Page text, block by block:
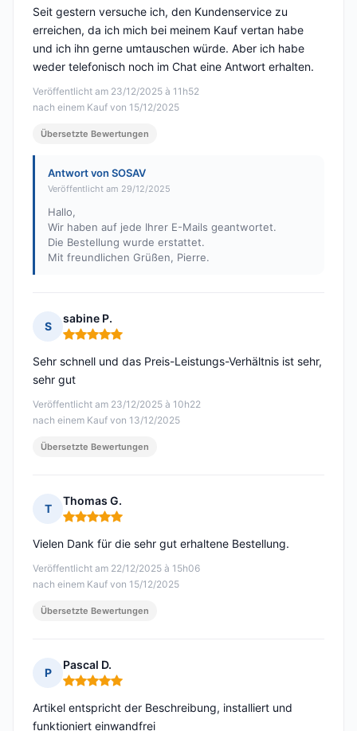
Veröffentlicht am 23/12/2025 à 11h52
nach einem Kauf von 15/12/2025
Seit gestern versuche ich, den Kundenservice zu
erreichen, da ich mich bei meinem Kauf vertan habe
und ich ihn gerne umtauschen würde. Aber ich habe
weder telefonisch noch im Chat eine Antwort erhalten.
Übersetzte Bewertungen
Antwort von SOSAV
Veröffentlicht am 29/12/2025
Hallo,
Wir haben auf jede Ihrer E-Mails geantwortet.
Die Bestellung wurde erstattet.
Mit freundlichen Grüßen, Pierre.
S
sabine P.
Hinweis: 5 von 5
Veröffentlicht am 23/12/2025 à 10h22
nach einem Kauf von 13/12/2025
Sehr schnell und das Preis-Leistungs-Verhältnis ist sehr,
sehr gut
Übersetzte Bewertungen
T
Thomas G.
Hinweis: 5 von 5
Veröffentlicht am 22/12/2025 à 15h06
nach einem Kauf von 15/12/2025
Vielen Dank für die sehr gut erhaltene Bestellung.
Übersetzte Bewertungen
P
Pascal D.
Hinweis: 5 von 5
Artikel entspricht der Beschreibung, installiert und
funktioniert einwandfrei